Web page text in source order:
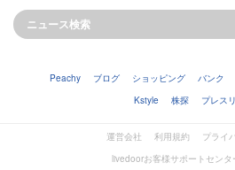
Peachy ブログ ショッピング バンク
Kstyle
株探 プレス
運営会社 利用規約
プライ
livedoorお客様サポートセンタ